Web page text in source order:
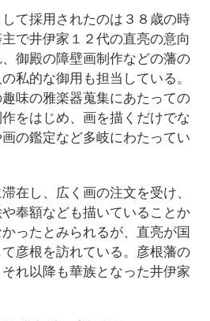
て採用されたのは３８歳の時
で井伊家１２代の直亮の意向
御殿の障壁画制作などの藩の
私的な御用も担当している。
味の雅楽器蒐集にあたっての
をはじめ、画を描くだけでな
の鑑定など多岐にわたってい
在し、広く画の注文を受け、
奉額なども描いていることか
ったとみられるが、直亮が国
彦根を訪れている。彦根藩の
れ以降も華族となった井伊家